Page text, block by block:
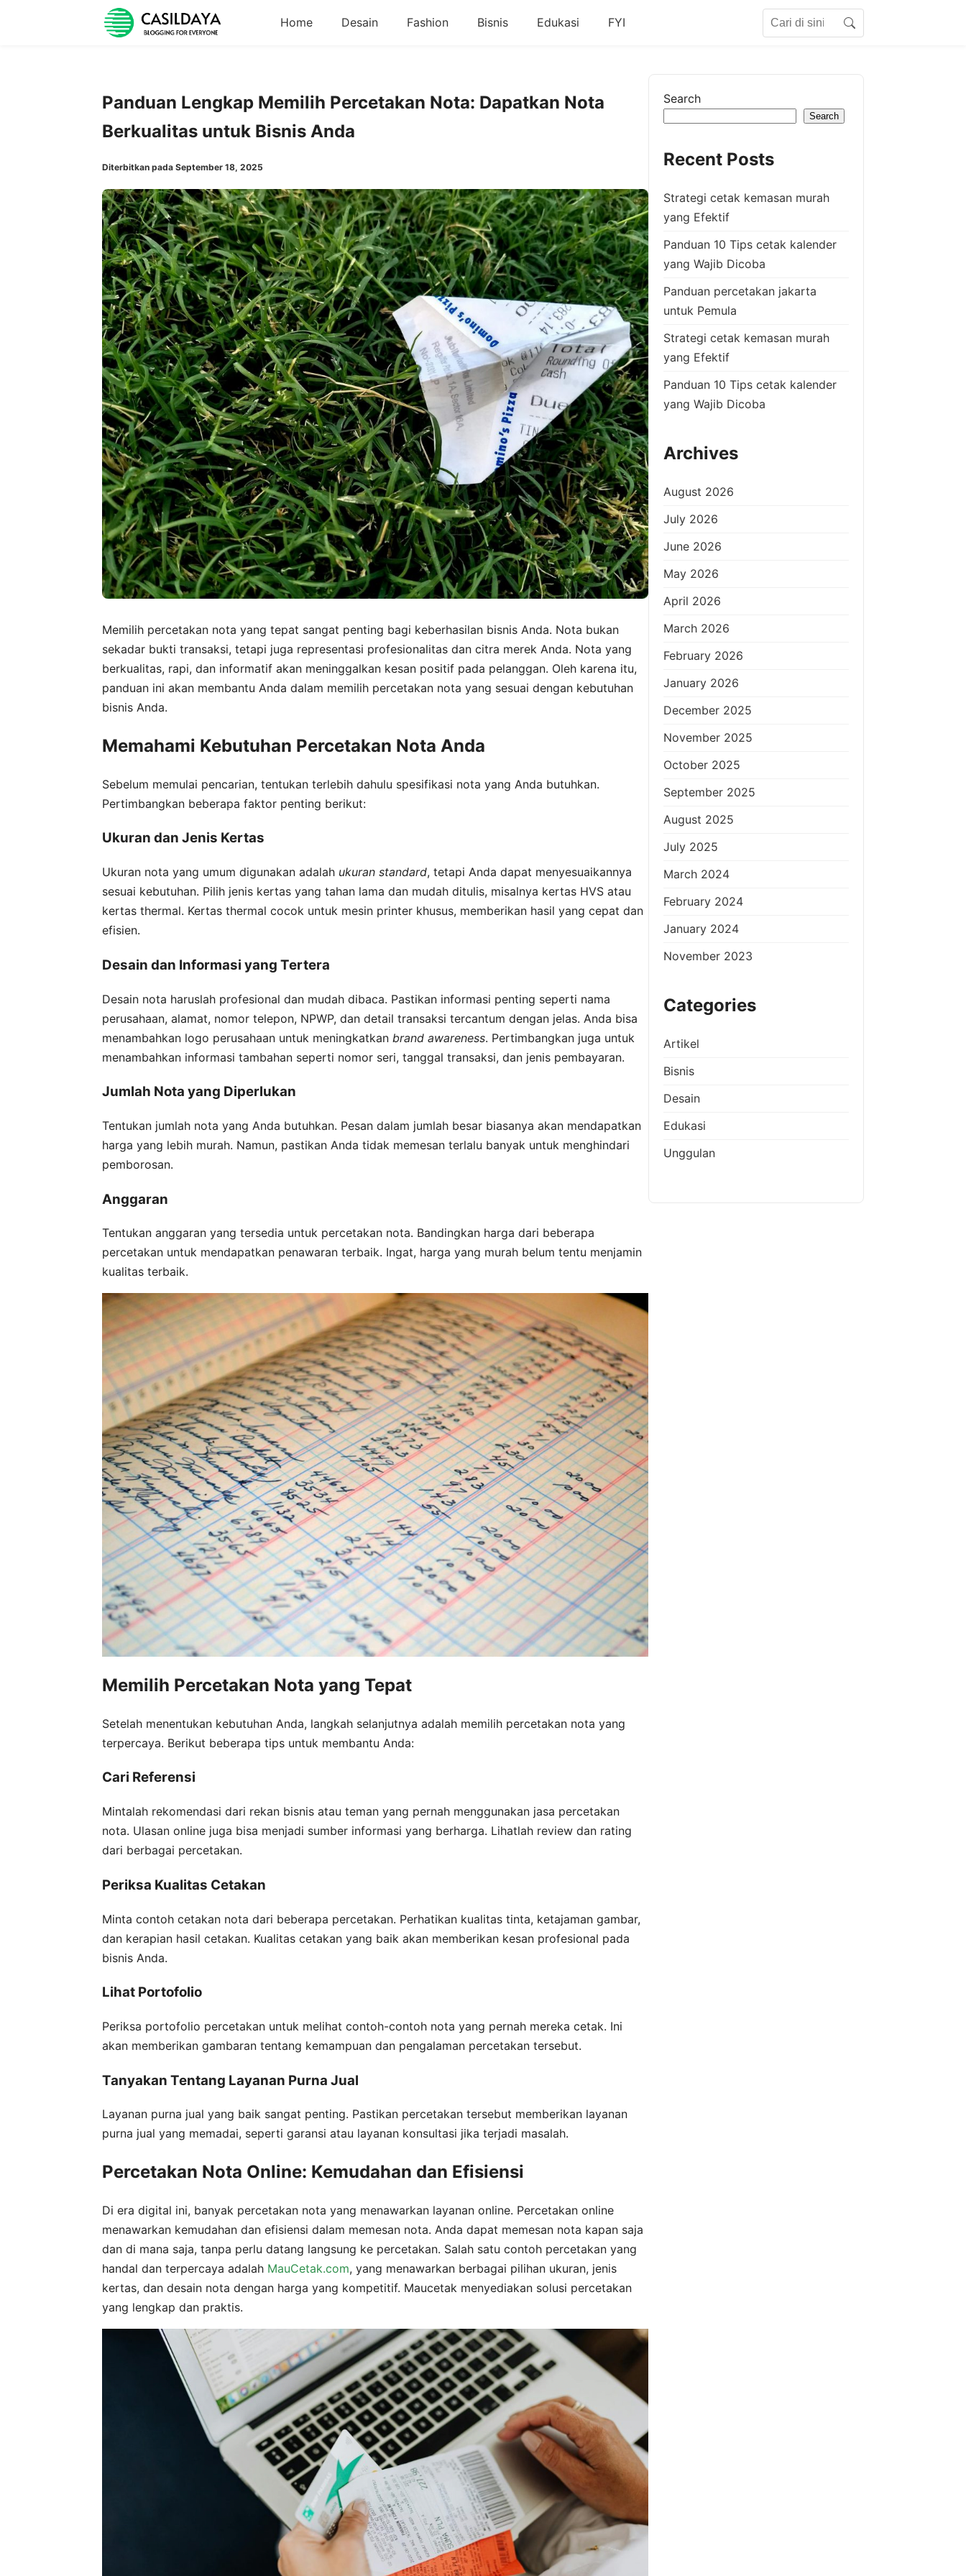
Home Desain Fashion Bisnis Edukasi FYI Search
Panduan Lengkap Memilih Percetakan Nota: Dapatkan Nota
Berkualitas untuk Bisnis Anda
Diterbitkan pada September 18, 2025
Memilih percetakan nota yang tepat sangat penting bagi keberhasilan bisnis Anda. Nota bukan
sekadar bukti transaksi, tetapi juga representasi profesionalitas dan citra merek Anda. Nota yang
berkualitas, rapi, dan informatif akan meninggalkan kesan positif pada pelanggan. Oleh karena itu,
panduan ini akan membantu Anda dalam memilih percetakan nota yang sesuai dengan kebutuhan
bisnis Anda.
Memahami Kebutuhan Percetakan Nota Anda
Sebelum memulai pencarian, tentukan terlebih dahulu spesifikasi nota yang Anda butuhkan.
Pertimbangkan beberapa faktor penting berikut:
Ukuran dan Jenis Kertas
Ukuran nota yang umum digunakan adalah ukuran standard, tetapi Anda dapat menyesuaikannya
sesuai kebutuhan. Pilih jenis kertas yang tahan lama dan mudah ditulis, misalnya kertas HVS atau
kertas thermal. Kertas thermal cocok untuk mesin printer khusus, memberikan hasil yang cepat dan
efisien.
Desain dan Informasi yang Tertera
Desain nota haruslah profesional dan mudah dibaca. Pastikan informasi penting seperti nama
perusahaan, alamat, nomor telepon, NPWP, dan detail transaksi tercantum dengan jelas. Anda bisa
menambahkan logo perusahaan untuk meningkatkan brand awareness. Pertimbangkan juga untuk
menambahkan informasi tambahan seperti nomor seri, tanggal transaksi, dan jenis pembayaran.
Jumlah Nota yang Diperlukan
Tentukan jumlah nota yang Anda butuhkan. Pesan dalam jumlah besar biasanya akan mendapatkan
harga yang lebih murah. Namun, pastikan Anda tidak memesan terlalu banyak untuk menghindari
pemborosan.
Anggaran
Tentukan anggaran yang tersedia untuk percetakan nota. Bandingkan harga dari beberapa
percetakan untuk mendapatkan penawaran terbaik. Ingat, harga yang murah belum tentu menjamin
kualitas terbaik.
Memilih Percetakan Nota yang Tepat
Setelah menentukan kebutuhan Anda, langkah selanjutnya adalah memilih percetakan nota yang
terpercaya. Berikut beberapa tips untuk membantu Anda:
Cari Referensi
Mintalah rekomendasi dari rekan bisnis atau teman yang pernah menggunakan jasa percetakan
nota. Ulasan online juga bisa menjadi sumber informasi yang berharga. Lihatlah review dan rating
dari berbagai percetakan.
Periksa Kualitas Cetakan
Minta contoh cetakan nota dari beberapa percetakan. Perhatikan kualitas tinta, ketajaman gambar,
dan kerapian hasil cetakan. Kualitas cetakan yang baik akan memberikan kesan profesional pada
bisnis Anda.
Lihat Portofolio
Periksa portofolio percetakan untuk melihat contoh-contoh nota yang pernah mereka cetak. Ini
akan memberikan gambaran tentang kemampuan dan pengalaman percetakan tersebut.
Tanyakan Tentang Layanan Purna Jual
Layanan purna jual yang baik sangat penting. Pastikan percetakan tersebut memberikan layanan
purna jual yang memadai, seperti garansi atau layanan konsultasi jika terjadi masalah.
Percetakan Nota Online: Kemudahan dan Efisiensi
Di era digital ini, banyak percetakan nota yang menawarkan layanan online. Percetakan online
menawarkan kemudahan dan efisiensi dalam memesan nota. Anda dapat memesan nota kapan saja
dan di mana saja, tanpa perlu datang langsung ke percetakan. Salah satu contoh percetakan yang
handal dan terpercaya adalah MauCetak.com, yang menawarkan berbagai pilihan ukuran, jenis
kertas, dan desain nota dengan harga yang kompetitif. Maucetak menyediakan solusi percetakan
yang lengkap dan praktis.
Search
Search
Recent Posts
Strategi cetak kemasan murah
yang Efektif
Panduan 10 Tips cetak kalender
yang Wajib Dicoba
Panduan percetakan jakarta
untuk Pemula
Strategi cetak kemasan murah
yang Efektif
Panduan 10 Tips cetak kalender
yang Wajib Dicoba
Archives
August 2026
July 2026
June 2026
May 2026
April 2026
March 2026
February 2026
January 2026
December 2025
November 2025
October 2025
September 2025
August 2025
July 2025
March 2024
February 2024
January 2024
November 2023
Categories
Artikel
Bisnis
Desain
Edukasi
Unggulan